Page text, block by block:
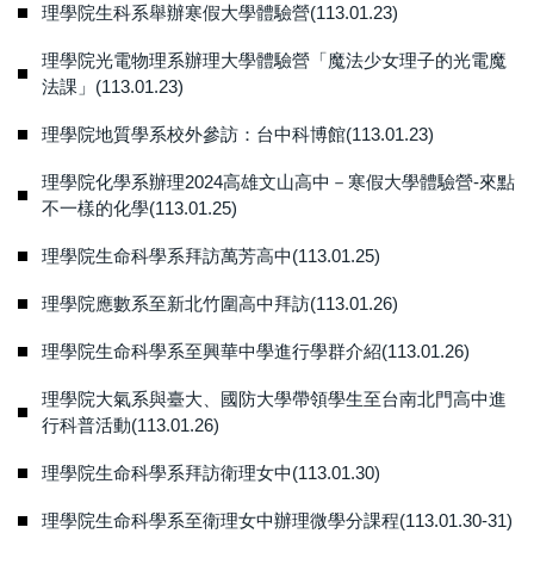
理學院生科系舉辦寒假大學體驗營(113.01.23)
理學院光電物理系辦理大學體驗營「魔法少女理子的光電魔
法課」(113.01.23)
理學院地質學系校外參訪：台中科博館(113.01.23)
理學院化學系辦理2024高雄文山高中－寒假大學體驗營-來點
不一樣的化學(113.01.25)
理學院生命科學系拜訪萬芳高中(113.01.25)
理學院應數系至新北竹圍高中拜訪(113.01.26)
理學院生命科學系至興華中學進行學群介紹(113.01.26)
理學院大氣系與臺大、國防大學帶領學生至台南北門高中進
行科普活動(113.01.26)
理學院生命科學系拜訪衛理女中(113.01.30)
理學院生命科學系至衛理女中辦理微學分課程(113.01.30-31)